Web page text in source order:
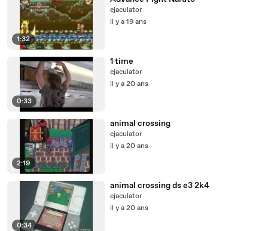
1:32
ejaculator
il y a 19 ans
0:33
1 time
ejaculator
il y a 20 ans
2:19
animal crossing
ejaculator
il y a 20 ans
0:34
animal crossing ds e3 2k4
ejaculator
il y a 20 ans